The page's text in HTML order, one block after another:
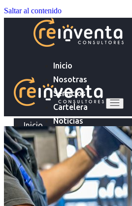
Saltar al contenido
Inicio
Nosotras
Servicios
Cartelera
Noticias
Contacto
Ingresa tu Curriculum ->
Inicio
Nosotras
Servicios
Cartelera
Noticias
Contacto